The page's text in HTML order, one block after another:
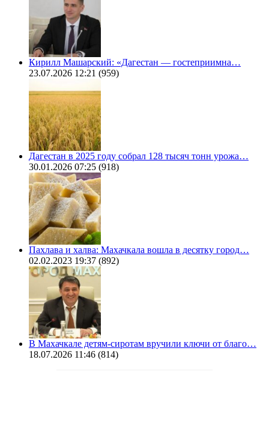
Кирилл Машарский: «Дагестан — гостеприимна…
23.07.2026 12:21 (959)
Дагестан в 2025 году собрал 128 тысяч тонн урожа…
30.01.2026 07:25 (918)
Пахлава и халва: Махачкала вошла в десятку город…
02.02.2023 19:37 (892)
В Махачкале детям-сиротам вручили ключи от благо…
18.07.2026 11:46 (814)